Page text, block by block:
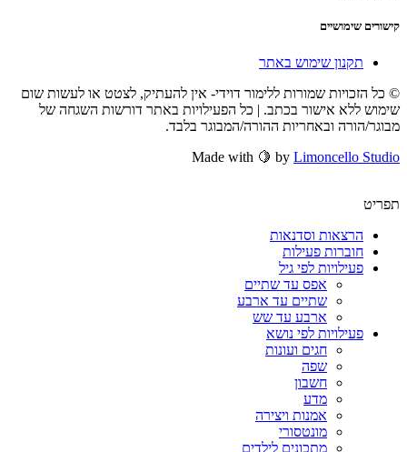
קישורים שימושיים
תקנון שימוש באתר
© כל הזכויות שמורות ללימור דוידי- אין להעתיק, לצטט או לעשות שום
שימוש ללא אישור בכתב. | כל הפעילויות באתר דורשות השגחה של
מבוגר/הורה ובאחריות ההורה/המבוגר בלבד.
Made with 🍋 by Limoncello Studio
תפריט
הרצאות וסדנאות
חוברות פעילות
פעילויות לפי גיל
אפס עד שתיים
שתיים עד ארבע
ארבע עד שש
פעילויות לפי נושא
חגים ועונות
שפה
חשבון
מדע
אמנות ויצירה
מונטסורי
מתכונים לילדים